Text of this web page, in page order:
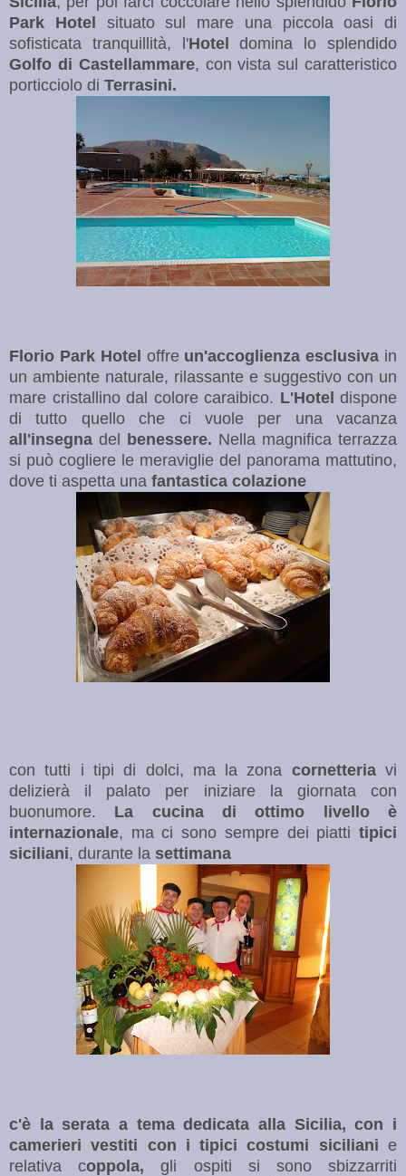
Park
Hotel situato sul mare una piccola oasi di
sofisticata tranquillità, l'Hoteldomina lo splendido
Golfo di Castellammare, con vista sul caratteristico
porticciolo di Terrasini.
Florio Park Hotel offre un'accoglienza esclusiva in
un ambiente naturale, rilassante e suggestivo con un
mare cristallino dal colore caraibico. L'Hotel dispone
di tutto quello che ci vuole per una vacanza
all'insegna del benessere. Nella magnifica terrazza
si può cogliere le meraviglie del panorama mattutino,
dove ti aspetta una fantastica colazione
con tutti i tipi di dolci, ma la zona cornetteriavi
delizierà il palato per iniziare la giornata con
buonumore. La cucina di ottimo livello è
internazionale, ma ci sono sempre dei piatti tipici
siciliani, durante la settimana
c'è la serata a tema dedicata alla Sicilia, con i
camerieri vestiti con i tipici costumi siciliani e
relativa coppola, gli ospiti si sono sbizzarriti